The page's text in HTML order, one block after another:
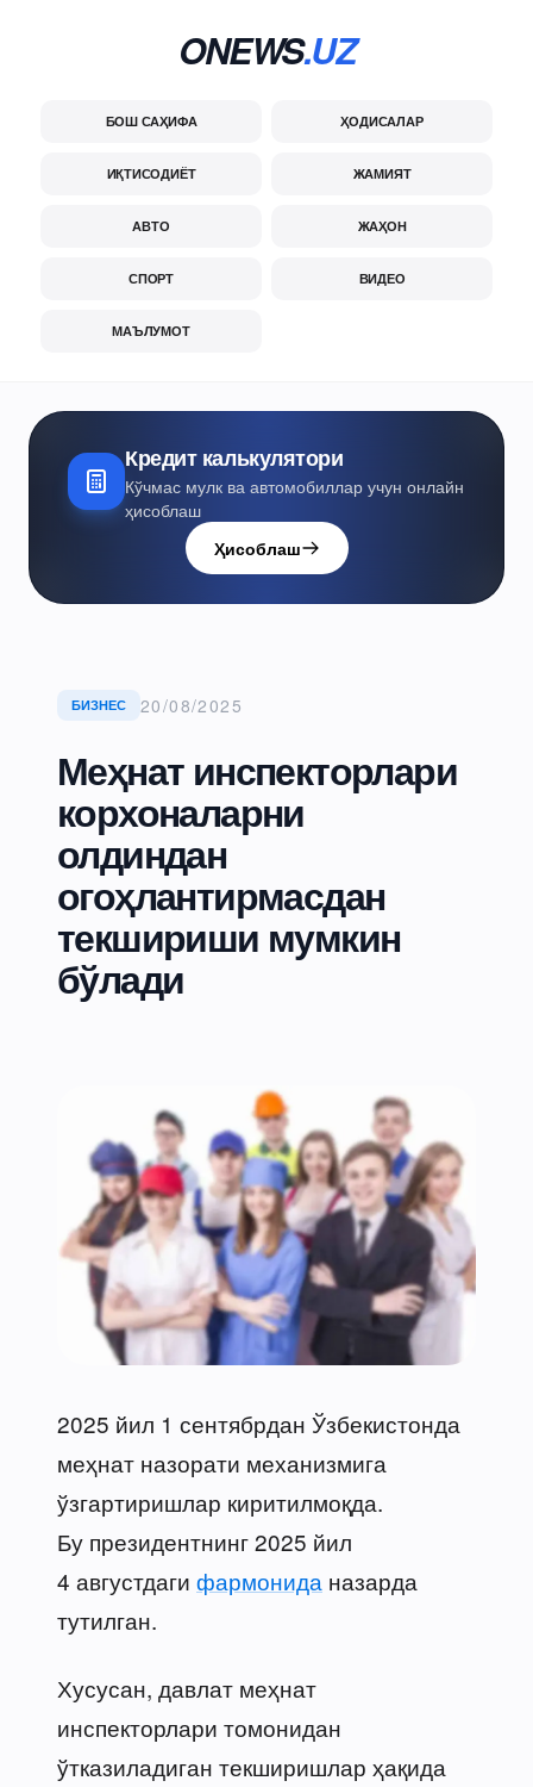
ONEWS.UZ
БОШ САҲИФА ҲОДИСАЛАР
ИҚТИСОДИЁТ ЖАМИЯТ
АВТО ЖАҲОН
СПОРТ ВИДЕО
МАЪЛУМОТ
Кредит калькулятори
Кўчмас мулк ва автомобиллар учун онлайн
ҳисоблаш
Ҳисоблаш
БИЗНЕС 20/08/2025
Меҳнат инспекторлари
корхоналарни
олдиндан
огоҳлантирмасдан
текшириши мумкин
бўлади
2025 йил 1 сентябрдан Ўзбекистонда
меҳнат назорати механизмига
ўзгартиришлар киритилмоқда.
Бу президентнинг 2025 йил
4 августдаги фармонида назарда
тутилган.
Хусусан, давлат меҳнат
инспекторлари томонидан
ўтказиладиган текширишлар ҳақида